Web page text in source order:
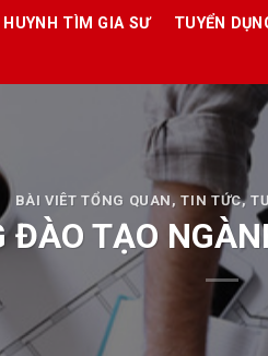
HUYNH TÌM GIA SƯ TUYỂN
BÀI VIÊT TỔNG QUAN,TIN TỨC,
ĐÀO TẠO